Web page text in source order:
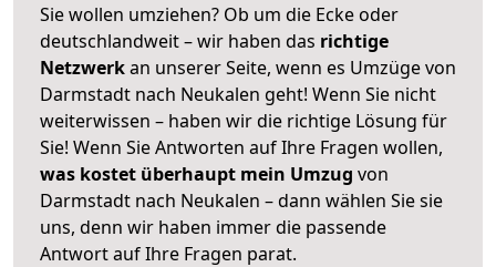
Sie wollen umziehen? Ob um die Ecke oder
deutschlandweit – wir haben das richtige
Netzwerkan unserer Seite, wenn es Umzüge von
Darmstadt nach Neukalen geht! Wenn Sie nicht
weiterwissen – haben wir die richtige Lösung für
Sie! Wenn Sie Antworten auf Ihre Fragen wollen,
was kostet überhaupt mein Umzug von
Darmstadt nach Neukalen – dann wählen Sie sie
uns, denn wir haben immer die passende
Antwort auf Ihre Fragen parat.